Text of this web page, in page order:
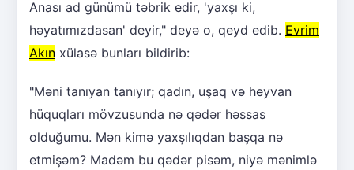
Anası ad günümü təbrik edir, 'yaxşı ki,
həyatımızdasan' deyir," deyə o, qeyd edib. Evrim
Akın xülasə bunları bildirib:
"Məni tanıyan tanıyır; qadın, uşaq və heyvan
hüquqları mövzusunda nə qədər həssas
olduğumu. Mən kimə yaxşılıqdan başqa nə
etmişəm? Madəm bu qədər pisəm, niyə mənimlə